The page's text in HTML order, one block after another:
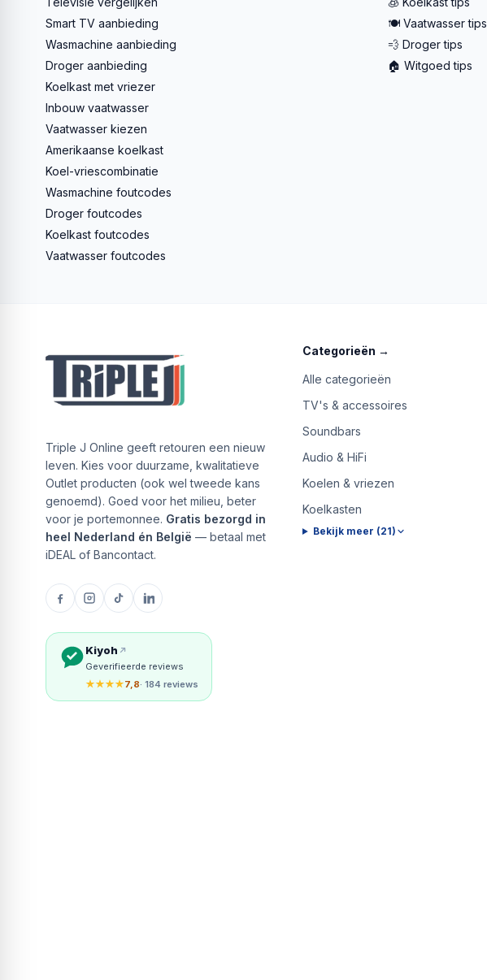
Smart TV aanbieding
Wasmachine aanbieding
Droger aanbieding
Koelkast met vriezer
Inbouw vaatwasser
Vaatwasser kiezen
Amerikaanse koelkast
Koel-vriescombinatie
Wasmachine foutcodes
Droger foutcodes
Koelkast foutcodes
Vaatwasser foutcodes
🍽️ Vaatwasser tips
💨 Droger tips
🏠 Witgoed tips
Triple J Online geeft retouren een nieuw
leven. Kies voor duurzame, kwalitatieve
Outlet producten (ook wel tweede kans
genoemd). Goed voor het milieu, beter
voor je portemonnee. Gratis bezorgd in
heel Nederland én België — betaal met
iDEAL of Bancontact.
Kiyoh
Geverifieerde reviews
★★★★7,8· 184 reviews
Categorieën →
Alle categorieën
TV's & accessoires
Soundbars
Audio & HiFi
Koelen & vriezen
Koelkasten
Bekijk meer (21)